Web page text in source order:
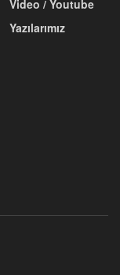
Video / Youtube
Yazılarımız